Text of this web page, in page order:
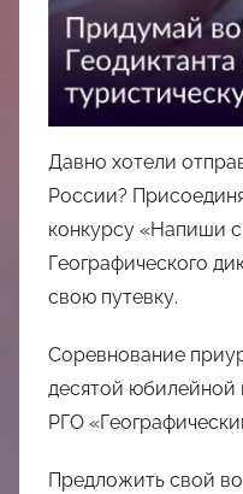
Давно хотели
России?
конкурсу «Напиши
Географического
свою путевку.
Соревнование
десятой юбилейной
РГО
Предложить свой